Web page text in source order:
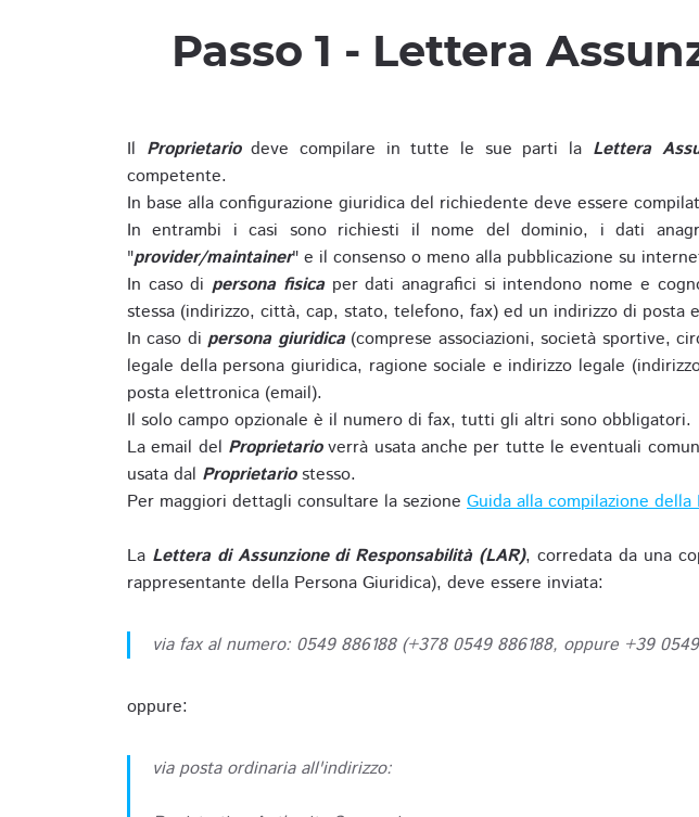
Passo 1 - Lettera
Il Proprietariodeve compilare in tutte le sue parti la Lettera
competente.
In base alla configurazione giuridica del richiedente deve essere
In entrambi i casi sono richiesti il nome del dominio, i dati
"provider/maintainer" e il consenso o meno alla pubblicazione su
In caso dipersona fisicaper dati anagrafici si intendono nome e
stessa (indirizzo, città, cap, stato, telefono, fax) ed un indirizzo di posta
In caso dipersona giuridica(comprese associazioni, società sportive,
legale della persona giuridica, ragione sociale e indirizzo legale
posta elettronica (email).
Il solo campo opzionale è il numero di fax, tutti gli altri sono obbligatori.
La email del Proprietarioverrà usata anche per tutte le eventuali
usata dal Proprietariostesso.
Per maggiori dettagli consultare la sezione Guida alla compilazione della
La Lettera di Assunzione di Responsabilità (LAR), corredata da una
rappresentante della Persona Giuridica), deve essere inviata:
via fax al numero: 0549 886188 (+378 0549 886188, oppure +39
oppure:
via posta ordinaria all'indirizzo: